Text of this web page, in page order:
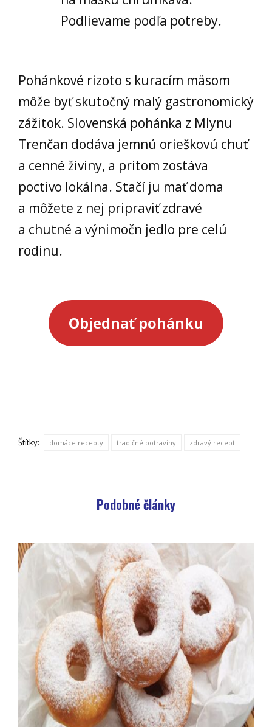
Podlievame podľa potreby.
Pohánkové rizoto s kuracím mäsom
môže byť skutočný malý gastronomický
zážitok. Slovenská pohánka z Mlynu
Trenčan dodáva jemnú orieškovú chuť
a cenné živiny, a pritom zostáva
poctivo lokálna. Stačí ju mať doma
a môžete z nej pripraviť zdravé
a chutné a výnimočn jedlo pre celú
rodinu.
Objednať pohánku
Štítky: domáce recepty tradičné potraviny zdravý recept
Podobné články